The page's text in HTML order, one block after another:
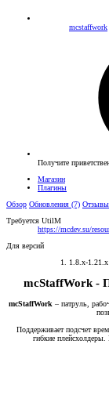
mcstaffwork
Получите
Магазин
Плагины
Обзор Обновления (7)
Требуется UtilM
https://mcdev.su/
Для версий
1.8.x-1.21.x
mcStaffWork -
mcStaffWork – патруль,
Поддерживает подсчет
гибкие